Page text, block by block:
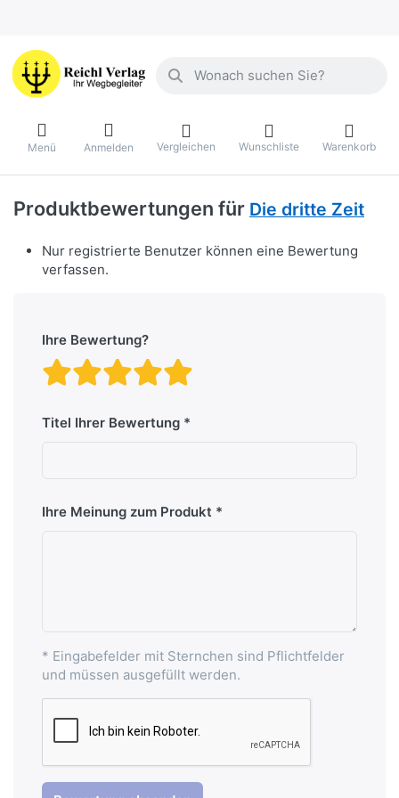
Geben Sie einen Suchbegriff ein.
Menü Anmelden Vergleichen Wunschliste Warenkorb
Produktbewertungen für Die dritte Zeit
Nur registrierte Benutzer können eine Bewertung
verfassen.
Ihre Bewertung?
Bewertung: 4 von
Bewertung: 3 von 5
Bewertung: 2 von 5
Bewertung: 1 von 5
Titel Ihrer Bewertung
Ihre Meinung zum Produkt
* Eingabefelder mit Sternchen sind Pflichtfelder
und müssen ausgefüllt werden.